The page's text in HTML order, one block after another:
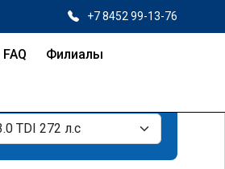
+7 8452 99-13-76
FAQ Филиалы